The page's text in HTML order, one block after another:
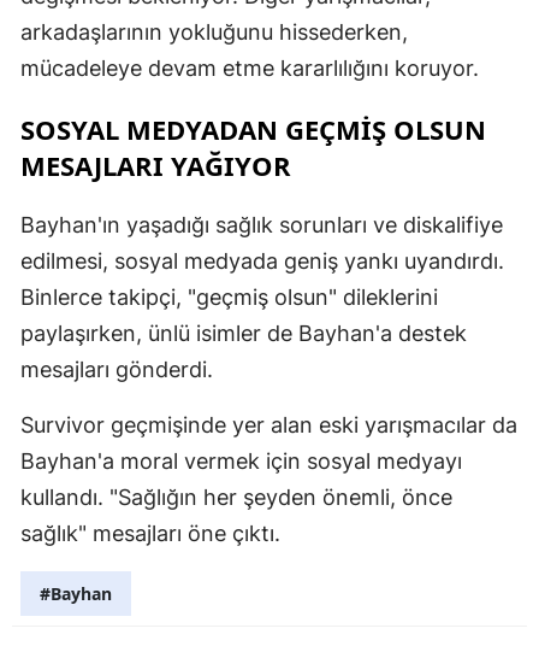
arkadaşlarının yokluğunu hissederken,
mücadeleye devam etme kararlılığını koruyor.
SOSYAL MEDYADAN GEÇMIŞ OLSUN
MESAJLARI YAĞIYOR
Bayhan'ın yaşadığı sağlık sorunları ve diskalifiye
edilmesi, sosyal medyada geniş yankı uyandırdı.
Binlerce takipçi, "geçmiş olsun" dileklerini
paylaşırken, ünlü isimler de Bayhan'a destek
mesajları gönderdi.
Survivor geçmişinde yer alan eski yarışmacılar da
Bayhan'a moral vermek için sosyal medyayı
kullandı. "Sağlığın her şeyden önemli, önce
sağlık" mesajları öne çıktı.
#Bayhan